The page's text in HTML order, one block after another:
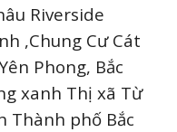
Riverside
,Chung Cư Cát
Phong, Bắc
xanh Thị xã Từ
Thành phố Bắc